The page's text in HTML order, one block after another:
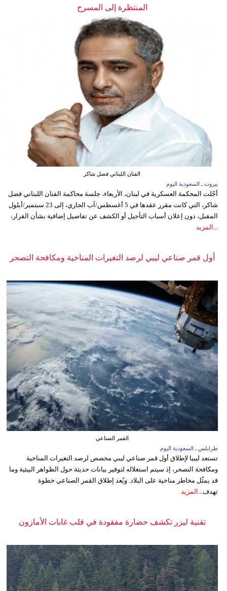
المنتظرة إلى المسرح
الفنان اللبناني فضل شاكر
بيروت ـ السعودية اليوم
أجّلت المحكمة العسكرية في لبنان، الأربعاء، جلسة محاكمة الفنان اللبناني فضل
شاكر، التي كانت مقرر عقدها في 5 أغسطس/آب الجاري، إلى 23 سبتمبر/أيلول
المقبل، دون إعلان أسباب التأجيل أو الكشف عن تفاصيل إضافية بشأن القرار،
المزيد
أول قمر صناعي ليبي لرصد التغيرات المناخية ومكافحة التصحر
القمر الصناعي
طرابلس ـ السعودية اليوم
تستعد ليبيا لإطلاق أول قمر صناعي ليبي مخصص لرصد التغيرات المناخية
ومكافحة التصحر، إذ سيتم استغلاله لتوفير بيانات حديثة حول الظواهر البيئية وما
قد يمثّل مخاطر مناخية على البلاد. ويُعد إطلاق القمر الصناعي خطوة
تهدف... المزيد
تقنية ليزر تكشف حضارة مفقودة في قلب غابات الأمازون